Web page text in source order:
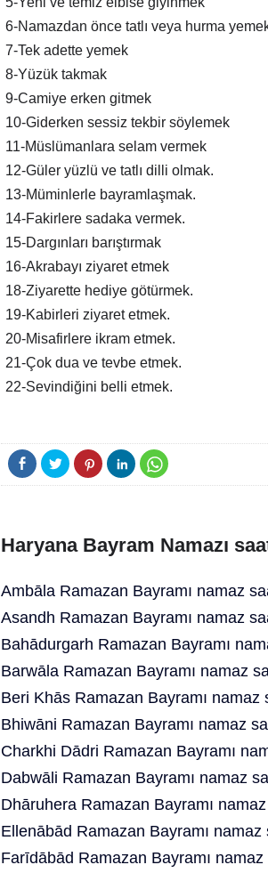
6-Namazdan önce tatlı veya hurma
7-Tek adette yemek
8-Yüzük takmak
9-Camiye erken gitmek
10-Giderken sessiz tekbir söylemek
11-Müslümanlara selam vermek
12-Güler yüzlü ve tatlı dilli olmak.
13-Müminlerle bayramlaşmak.
14-Fakirlere sadaka vermek.
15-Dargınları barıştırmak
16-Akrabayı ziyaret etmek
18-Ziyarette hediye götürmek.
19-Kabirleri ziyaret etmek.
20-Misafirlere ikram etmek.
21-Çok dua ve tevbe etmek.
22-Sevindiğini belli etmek.
Haryana Bayram Namazı
Ambāla Ramazan Bayramı namaz
Asandh Ramazan Bayramı namaz
Bahādurgarh Ramazan Bayramı
Barwāla Ramazan Bayramı namaz
Beri Khās Ramazan Bayramı namaz
Bhiwāni Ramazan Bayramı namaz
Charkhi Dādri Ramazan Bayramı
Dabwāli Ramazan Bayramı namaz
Dhāruhera Ramazan Bayramı
Ellenābād Ramazan Bayramı namaz
Farīdābād Ramazan Bayramı namaz